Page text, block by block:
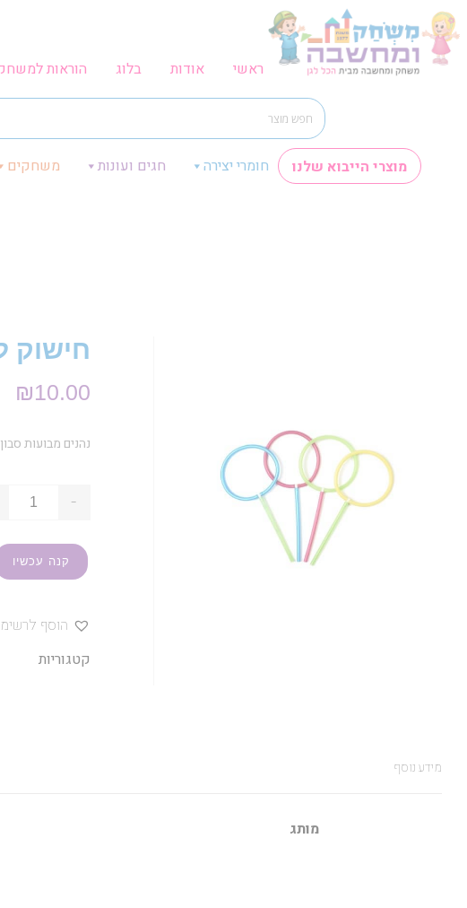
ראשי אודות בלוג הוראות
מוצרי הייבוא שלנו חומרי יצירה חגים ועונות משחקים
חישוק
₪10.00
נהנים מבועות
-
קנה עכשיו
הוסף
קטגוריות
מידע נוסף
מותג